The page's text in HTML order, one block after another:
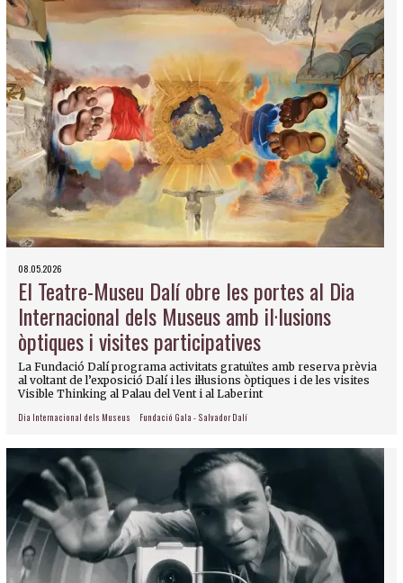
08.05.2026
El Teatre-Museu Dalí obre les portes al Dia
Internacional dels Museus amb il·lusions
òptiques i visites participatives
La Fundació Dalí programa activitats gratuïtes amb reserva prèvia
al voltant de l’exposició Dalí i les il·lusions òptiques i de les visites
Visible Thinking al Palau del Vent i al Laberint
Dia Internacional dels Museus Fundació Gala - Salvador Dalí